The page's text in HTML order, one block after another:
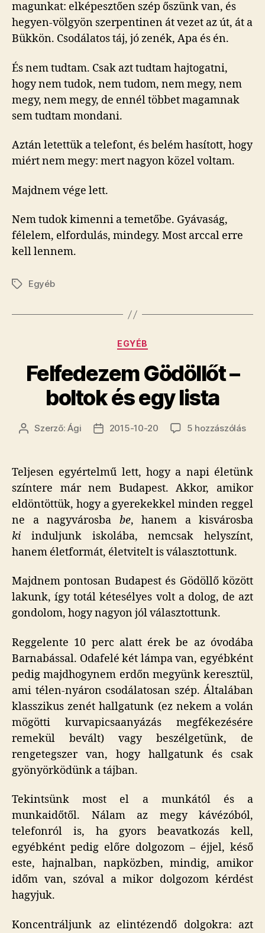
magunkat: elképesztően szép őszünk van, és
hegyen-völgyön szerpentinen át vezet az út, át a
Bükkön. Csodálatos táj, jó zenék, Apa és én.
És nem tudtam. Csak azt tudtam hajtogatni,
hogy nem tudok, nem tudom, nem megy, nem
megy, nem megy, de ennél többet magamnak
sem tudtam mondani.
Aztán letettük a telefont, és belém hasított, hogy
miért nem megy: mert nagyon közel voltam.
Majdnem vége lett.
Nem tudok kimenni a temetőbe. Gyávaság,
félelem, elfordulás, mindegy. Most arccal erre
kell lennem.
CímkékEgyéb
Kategóriák
EGYÉB
Felfedezem Gödöllőt –
boltok és egy lista
Bejegyzés
Szerző:Ági
Bejegyzés
2015-10-20 5 hozzászólás
és
egy
lista
Teljesen egyértelmű lett, hogy a napi életünk
színtere már nem Budapest. Akkor, amikor
eldöntöttük, hogy a gyerekekkel minden reggel
ne a nagyvárosba be, hanem a kisvárosba
ki induljunk iskolába, nemcsak helyszínt,
hanem életformát, életvitelt is választottunk.
Majdnem pontosan Budapest és Gödöllő között
lakunk, így totál kétesélyes volt a dolog, de azt
gondolom, hogy nagyon jól választottunk.
Reggelente 10 perc alatt érek be az óvodába
Barnabással. Odafelé két lámpa van, egyébként
pedig majdhogynem erdőn megyünk keresztül,
ami télen-nyáron csodálatosan szép. Általában
klasszikus zenét hallgatunk (ez nekem a volán
mögötti kurvapicsaanyázás megfékezésére
remekül bevált) vagy beszélgetünk, de
rengetegszer van, hogy hallgatunk és csak
gyönyörködünk a tájban.
Tekintsünk most el a munkától és a
munkaidőtől. Nálam az megy kávézóból,
telefonról is, ha gyors beavatkozás kell,
egyébként pedig előre dolgozom – éjjel, késő
este, hajnalban, napközben, mindig, amikor
időm van, szóval a mikor dolgozom kérdést
hagyjuk.
Koncentráljunk az elintézendő dolgokra: azt